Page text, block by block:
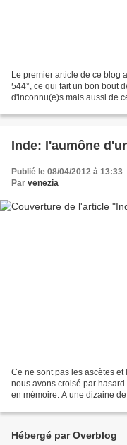
Le premier article de ce blog
544°, ce qui fait un bon bout
d'inconnu(e)s mais aussi de
Inde: l'aumône
Publié le 08/04/2012 à 13:33
Par venezia
Ce ne sont pas les ascètes
nous avons croisé par
en mémoire. A une dizaine
Hébergé par Overblog